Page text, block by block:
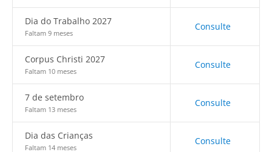
Dia do Trabalho 2027
Faltam 9 meses
Consulte
Corpus Christi 2027
Faltam 10 meses
Consulte
7 de setembro
Faltam 13 meses
Consulte
Dia das Crianças
Faltam 14 meses
Consulte